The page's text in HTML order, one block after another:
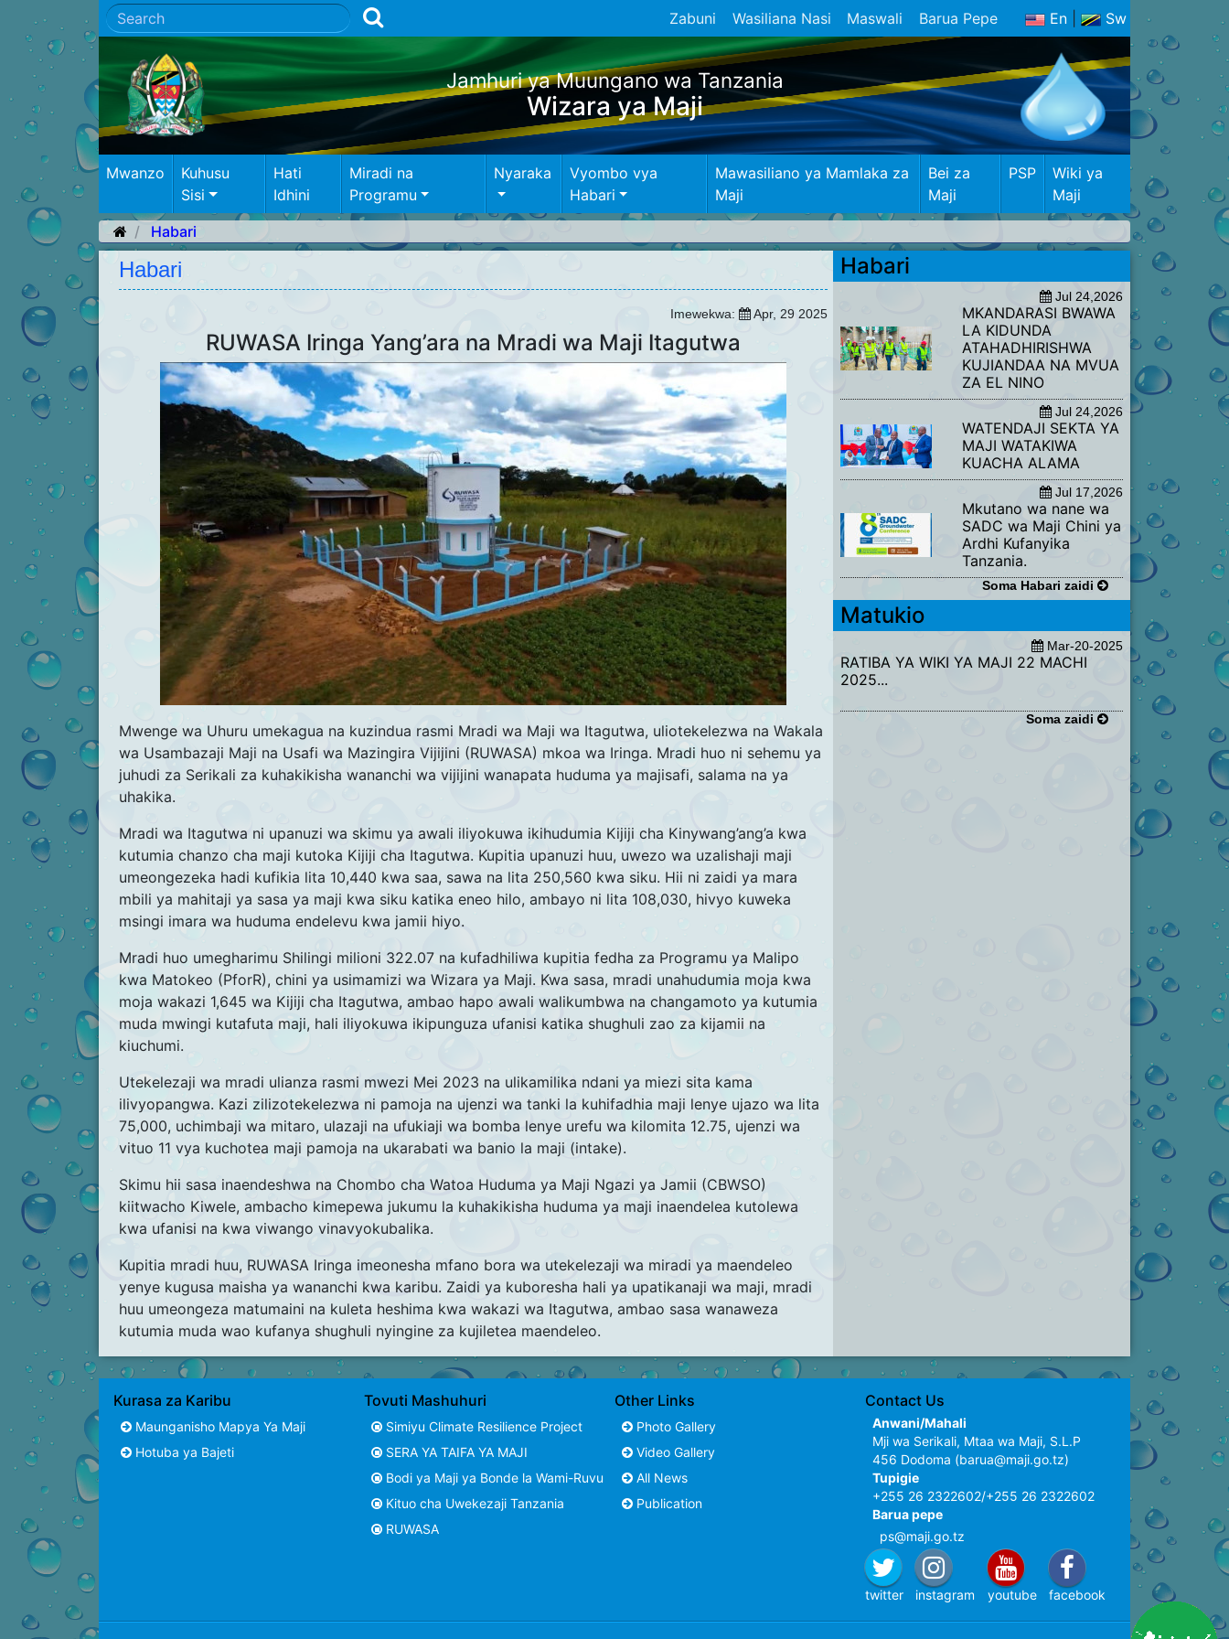
Zabuni Wasiliana Nasi Maswali Barua Pepe En Sw
Jamhuri ya Muungano wa Tanzania
Wizara ya Maji
Mwanzo
Kuhusu
Sisi
Hati
Idhini
Miradi na
Programu
Nyaraka
Vyombo vya
Habari
Mawasiliano ya Mamlaka za
Maji
Bei za
Maji
PSP
Wiki ya
Maji
Habari
Habari
Jul 24,2026
​MKANDARASI BWAWA
LA KIDUNDA
ATAHADHIRISHWA
KUJIANDAA NA MVUA
ZA EL NINO
Jul 24,2026
WATENDAJI SEKTA YA
MAJI WATAKIWA
KUACHA ALAMA
Jul 17,2026
​Mkutano wa nane wa
SADC wa Maji Chini ya
Ardhi Kufanyika
Tanzania.
Soma Habari zaidi
Matukio
Mar-20-2025
RATIBA YA WIKI YA MAJI 22 MACHI
2025...
Soma zaidi
Habari
Imewekwa: Apr, 29 2025
RUWASA Iringa Yang’ara na Mradi wa Maji Itagutwa
Mwenge wa Uhuru umekagua na kuzindua rasmi Mradi wa Maji wa Itagutwa, uliotekelezwa na Wakala
wa Usambazaji Maji na Usafi wa Mazingira Vijijini (RUWASA) mkoa wa Iringa. Mradi huo ni sehemu ya
juhudi za Serikali za kuhakikisha wananchi wa vijijini wanapata huduma ya majisafi, salama na ya
uhakika.
Mradi wa Itagutwa ni upanuzi wa skimu ya awali iliyokuwa ikihudumia Kijiji cha Kinywang’ang’a kwa
kutumia chanzo cha maji kutoka Kijiji cha Itagutwa. Kupitia upanuzi huu, uwezo wa uzalishaji maji
umeongezeka hadi kufikia lita 10,440 kwa saa, sawa na lita 250,560 kwa siku. Hii ni zaidi ya mara
mbili ya mahitaji ya sasa ya maji kwa siku katika eneo hilo, ambayo ni lita 108,030, hivyo kuweka
msingi imara wa huduma endelevu kwa jamii hiyo.
Mradi huo umegharimu Shilingi milioni 322.07 na kufadhiliwa kupitia fedha za Programu ya Malipo
kwa Matokeo (PforR), chini ya usimamizi wa Wizara ya Maji. Kwa sasa, mradi unahudumia moja kwa
moja wakazi 1,645 wa Kijiji cha Itagutwa, ambao hapo awali walikumbwa na changamoto ya kutumia
muda mwingi kutafuta maji, hali iliyokuwa ikipunguza ufanisi katika shughuli zao za kijamii na
kiuchumi.
Utekelezaji wa mradi ulianza rasmi mwezi Mei 2023 na ulikamilika ndani ya miezi sita kama
ilivyopangwa. Kazi zilizotekelezwa ni pamoja na ujenzi wa tanki la kuhifadhia maji lenye ujazo wa lita
75,000, uchimbaji wa mitaro, ulazaji na ufukiaji wa bomba lenye urefu wa kilomita 12.75, ujenzi wa
vituo 11 vya kuchotea maji pamoja na ukarabati wa banio la maji (intake).
Skimu hii sasa inaendeshwa na Chombo cha Watoa Huduma ya Maji Ngazi ya Jamii (CBWSO)
kiitwacho Kiwele, ambacho kimepewa jukumu la kuhakikisha huduma ya maji inaendelea kutolewa
kwa ufanisi na kwa viwango vinavyokubalika.
Kupitia mradi huu, RUWASA Iringa imeonesha mfano bora wa utekelezaji wa miradi ya maendeleo
yenye kugusa maisha ya wananchi kwa karibu. Zaidi ya kuboresha hali ya upatikanaji wa maji, mradi
huu umeongeza matumaini na kuleta heshima kwa wakazi wa Itagutwa, ambao sasa wanaweza
kutumia muda wao kufanya shughuli nyingine za kujiletea maendeleo.
Kurasa za Karibu
Maunganisho Mapya Ya Maji
Hotuba ya Bajeti
Tovuti Mashuhuri
Simiyu Climate Resilience Project
SERA YA TAIFA YA MAJI
Bodi ya Maji ya Bonde la Wami-Ruvu
Kituo cha Uwekezaji Tanzania
RUWASA
Other Links
Photo Gallery
Video Gallery
All News
Publication
Contact Us
Anwani/Mahali
Mji wa Serikali, Mtaa wa Maji, S.L.P
456 Dodoma (barua@maji.go.tz)
Tupigie
+255 26 2322602/+255 26 2322602
Barua pepe
ps@maji.go.tz
twitter instagram youtube facebook